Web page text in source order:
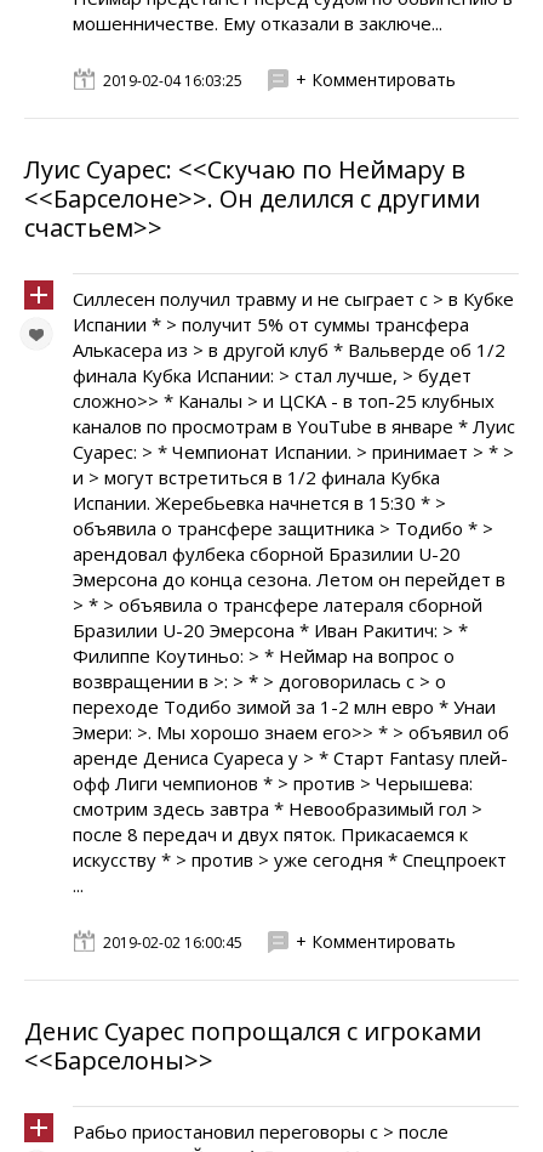
мошенничестве. Ему отказали в заключе...
2019-02-04 16:03:25 + Комментировать
Луис Суарес: <<Скучаю по Неймару в
<<Барселоне>>. Он делился с другими
счастьем>>
Силлесен получил травму и не сыграет с > в Кубке
Испании * > получит 5% от суммы трансфера
Алькасера из > в другой клуб * Вальверде об 1/2
финала Кубка Испании: > стал лучше, > будет
сложно>> * Каналы > и ЦСКА - в топ-25 клубных
каналов по просмотрам в YouTube в январе * Луис
Суарес: > * Чемпионат Испании. > принимает > * >
и > могут встретиться в 1/2 финала Кубка
Испании. Жеребьевка начнется в 15:30 * >
объявила о трансфере защитника > Тодибо * >
арендовал фулбека сборной Бразилии U-20
Эмерсона до конца сезона. Летом он перейдет в
> * > объявила о трансфере латераля сборной
Бразилии U-20 Эмерсона * Иван Ракитич: > *
Филиппе Коутиньо: > * Неймар на вопрос о
возвращении в >: > * > договорилась с > о
переходе Тодибо зимой за 1-2 млн евро * Унаи
Эмери: >. Мы хорошо знаем его>> * > объявил об
аренде Дениса Суареса у > * Старт Fantasy плей-
офф Лиги чемпионов * > против > Черышева:
смотрим здесь завтра * Невообразимый гол >
после 8 передач и двух пяток. Прикасаемся к
искусству * > против > уже сегодня * Спецпроект
...
2019-02-02 16:00:45 + Комментировать
Денис Суарес попрощался с игроками
<<Барселоны>>
Рабьо приостановил переговоры с > после